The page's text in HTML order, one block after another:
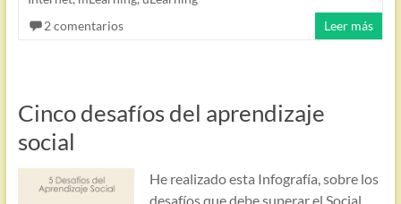
2 comentarios
Leer más
Cinco desafíos del aprendizaje
social
He realizado esta Infografía, sobre los
desafíos que debe superar el Social